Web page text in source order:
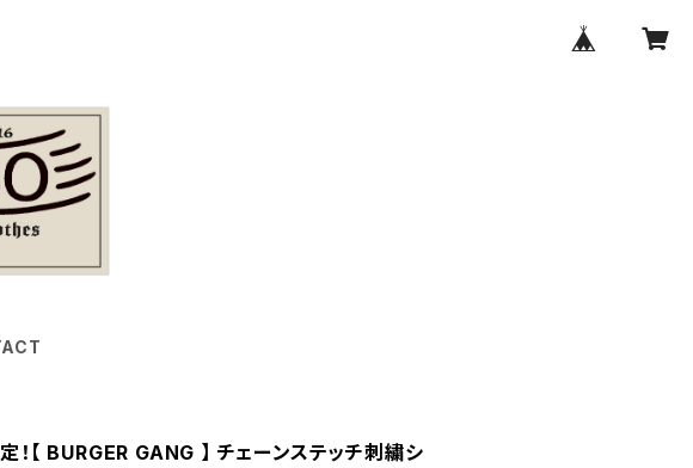
！【 BURGER GANG 】 チェーンステッチ刺繍シ